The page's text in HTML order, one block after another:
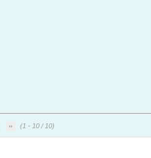
(1 - 10 / 10)